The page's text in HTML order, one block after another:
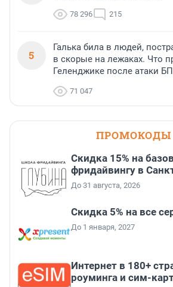
78 296 215
5
Галька била в людей,
в скорые на лежаках. Что
Геленджике после атаки
71 047
ПРОМОКОДЫ
Скидка 15% на
фридайвингу в
До 31 августа, 2026
Скидка 5% на все
До 1 января, 2027
Интернет в 180+
роуминга и сим-